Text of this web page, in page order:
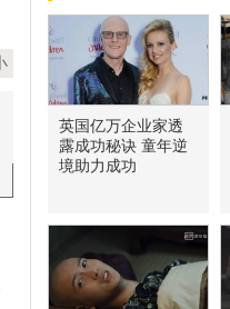
英国亿万企业家透
露成功秘诀 童年逆
境助力成功